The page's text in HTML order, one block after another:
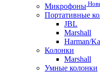
Микрофоны
Портативные
JBL
Marshall
Harman/
Колонки
Marshall
Умные колонки